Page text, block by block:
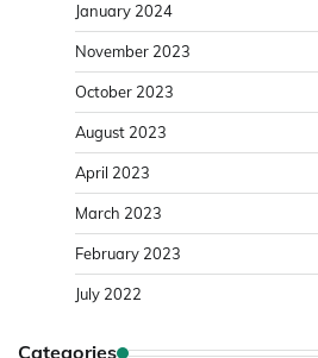
January 2024
November 2023
October 2023
August 2023
April 2023
March 2023
February 2023
July 2022
Categories